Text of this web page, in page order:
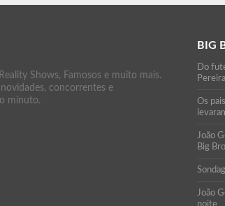
Shows, Famosos e muito mais.
novidades, concorrentes e
minuto.
BIG
Do
Pereira
Os
João
Big
João
noite